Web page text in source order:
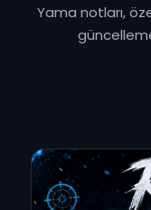
Yama notları,